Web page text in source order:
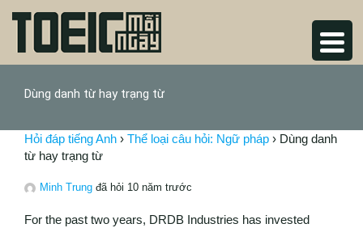
Dùng danh từ hay trạng từ
Hỏi đáp tiếng Anh › Thể loại câu hỏi: Ngữ pháp › Dùng danh
từ hay trạng từ
Minh Trung đã hỏi 10 năm trước
For the past two years, DRDB Industries has invested